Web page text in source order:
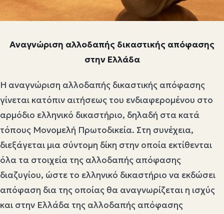
Αναγνώριση αλλοδαπής δικαστικής απόφασης
στην Ελλάδα
Η αναγνώριση αλλοδαπής δικαστικής απόφασης
γίνεται κατόπιν αιτήσεως του ενδιαφερομένου στο
αρμόδιο ελληνικό δικαστήριο, δηλαδή στα κατά
τόπους Μονομελή Πρωτοδικεία. Στη συνέχεια,
διεξάγεται μια σύντομη δίκη στην οποία εκτίθενται
όλα τα στοιχεία της αλλοδαπής απόφασης
διαζυγίου, ώστε το ελληνικό δικαστήριο να εκδώσει
απόφαση δια της οποίας θα αναγνωρίζεται η ισχύς
και στην Ελλάδα της αλλοδαπής απόφασης